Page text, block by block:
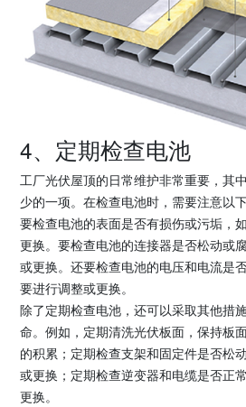
4、定期检查电池
工厂光伏屋顶的日常维护非常重要，其
少的一项。在检查电池时，需要注意以
要检查电池的表面是否有损伤或污垢，
更换。要检查电池的连接器是否松动或
或更换。还要检查电池的电压和电流是
要进行调整或更换。
除了定期检查电池，还可以采取其他措
命。例如，定期清洗光伏板面，保持板
的积累；定期检查支架和固定件是否松
或更换；定期检查逆变器和电缆是否正
更换。